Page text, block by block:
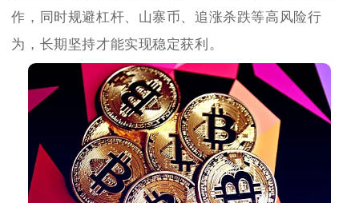
作，同时规避杠杆、山寨币、追涨杀跌等高风险行
为，长期坚持才能实现稳定获利。